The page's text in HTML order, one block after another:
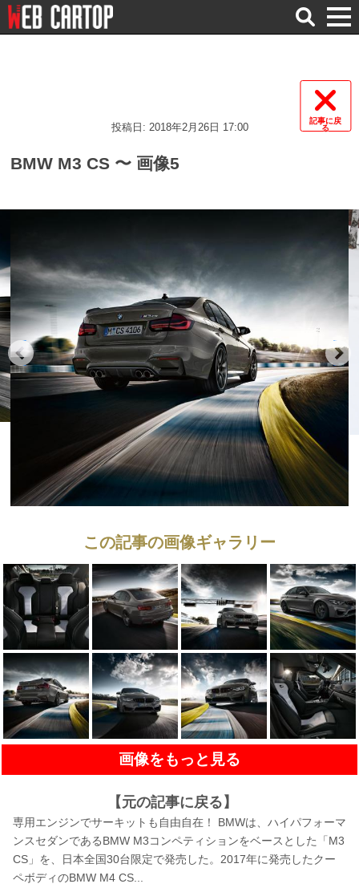
検
索
記事に戻
る
投稿日: 2018年2月26日 17:00
BMW M3 CS 〜 画像5
この記事の画像ギャラリー
画像をもっと見る
【元の記事に戻る】
専用エンジンでサーキットも自由自在！ BMWは、ハイパフォーマ
ンスセダンであるBMW M3コンペティションをベースとした「M3
CS」を、日本全国30台限定で発売した。2017年に発売したクー
ペボディのBMW M4 CS...